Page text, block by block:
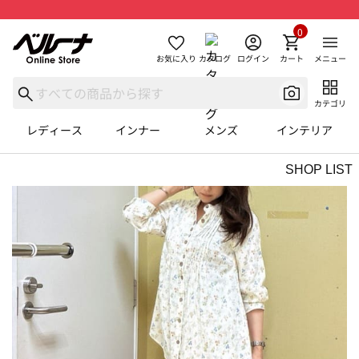
お気に入り カタログ ログイン カート
0
メニュー
カテゴリ
レディース インナー メンズ インテリア
SHOP LIST